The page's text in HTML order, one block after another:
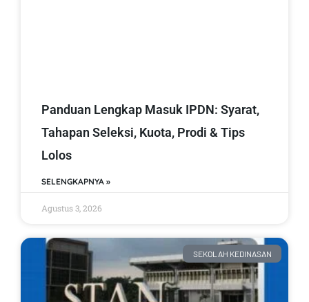
Panduan Lengkap Masuk IPDN: Syarat,
Tahapan Seleksi, Kuota, Prodi & Tips
Lolos
SELENGKAPNYA »
Agustus 3, 2026
SEKOLAH KEDINASAN